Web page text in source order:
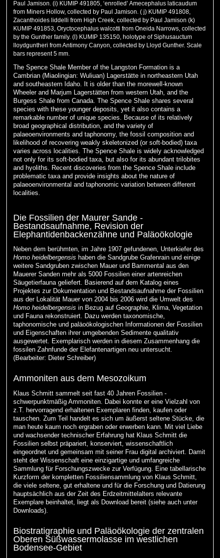
Paul Jamison. (i) KUMIP 491805, ‘enrolled’ Amecephalus laticaudum
from Miners Hollow, collected by Paul Jamison. ( j) KUMIP 491808,
Zacanthoides liddelli from High Creek, collected by Paul Jamison (k)
KUMIP 491853, Oryctocephalus walcotti from Oneida Narrows, collected
by the Gunther family. (l) KUMIP 135150, holotype of Siphusauctum
lloydguntheri from Antimony Canyon, collected by Lloyd Gunther. Scale
bars represent 5 mm.
The Spence Shale Member of the Langston Formation is a
Cambrian (Miaolingian: Wuliuan) Lagerstätte in northeastern Utah
and southeastern Idaho. It is older than the morewell-known
Wheeler and Marjum Lagerstätten from western Utah, and the
Burgess Shale from Canada. The Spence Shale shares several
species with these younger deposits, yet it also contains a
remarkable number of unique species. Because of its relatively
broad geographical distribution, and the variety of
palaeoenvironments and taphonomy, the fossil composition and
likelihood of recovering weakly skeletonized (or soft-bodied) taxa
varies across localities. The Spence Shale is widely acknowledged
not only for its soft-bodied taxa, but also for its abundant trilobites
and hyoliths. Recent discoveries from the Spence Shale include
problematic taxa and provide insights about the nature of
palaeoenvironmental and taphonomic variation between different
localities.
Die Fossilien der Maurer Sande -
Bestandsaufnahme, Revision der
Elephantidenbackenzähne und Paläoökologie
Neben dem berühmten, im Jahre 1907 gefundenen, Unterkiefer des
Homo heidelbergensis haben die Sandgrube Grafenrain und einige
weitere Sandgruben zwischen Mauer und Bammental aus den
Mauerer Sanden mehr als 5000 Fossilien einer artenreichen
Säugetierfauna geliefert. Basierend auf dem Katalog eines
Projektes zur Dokumentation und Bestandsaufnahme der Fossilien
aus der Lokalität Mauer von 2004 bis 2006 wird die Umwelt des
Homo heidelbergensis in Bezug auf Geographie, Klima, Vegetation
und Fauna rekonstruiert. Dazu werden taxonomische,
taphonomische und paläoökologischen Informationen der Fossilien
und Eigenschaften ihrer umgebenden Sedimente qualitativ
ausgewertet. Exemplarisch werden in diesem Zusammenhang die
fossilen Zahnfunde der Elefantenartigen neu untersucht.
(Bearbeiter: Dieter Schreiber)
Ammoniten aus dem Mesozoikum
Klaus Schmitt sammelt seit fast 40 Jahren Fossilien -
schwerpunktmäßig Ammoniten. Dabei konnte er eine Vielzahl von
z.T. hervorragend erhaltenen Exemplaren finden, kaufen oder
tauschen. Zum Teil handelt es sich um äußerst seltene Stücke, die
man heute kaum noch ergraben oder erwerben kann. Mit viel Liebe
und wachsender technischer Erfahrung hat Klaus Schmitt die
Fossilien selbst präpariert, konserviert, wissenschaftlich
eingeordnet und gemeinsam mit seiner Frau digital archiviert. Damit
steht der Wissenschaft eine einzigartige und umfangreiche
Sammlung für Forschungszwecke zur Verfügung. Eine tabellarische
Kurzform der kompletten Fossiliensammlung von Klaus Schmitt,
die viele seltene, gut erhaltene und für die Forschung und Datierung
hauptsächlich aus der Zeit des Erdzeitmittelalters relevante
Exemplare beinhaltet, liegt als Download bereit (siehe auch unter
Downloads).
Biostratigraphie und Paläoökologie der zentralen
Oberen Süßwassermolasse im westlichen
Bodensee-Gebiet